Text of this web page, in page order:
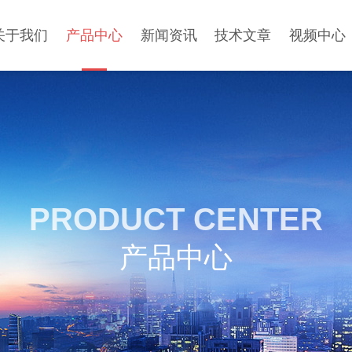
于我们 产品中心 新闻资讯 技术文章 视频中心
PRODUCT CENTER
产品中心